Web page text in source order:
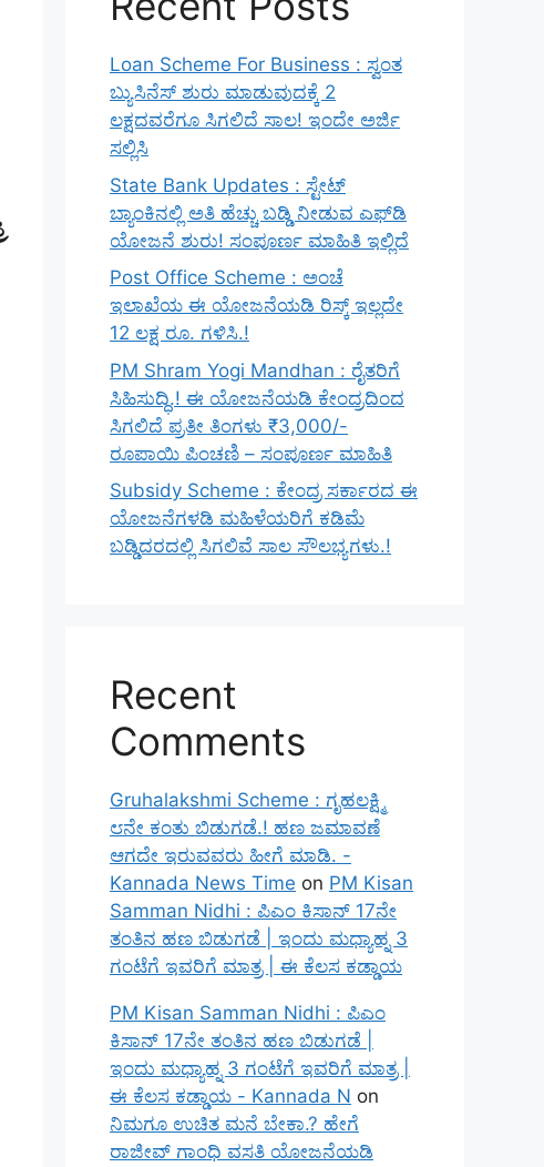
Loan Scheme For Business : ಸ್ವಂತ
ಬ್ಯುಸಿನೆಸ್ ಶುರು ಮಾಡುವುದಕ್ಕೆ 2
ಲಕ್ಷದವರೆಗೂ ಸಿಗಲಿದೆ ಸಾಲ! ಇಂದೇ ಅರ್ಜಿ
ಸಲ್ಲಿಸಿ
State Bank Updates : ಸ್ಟೇಟ್
ಬ್ಯಾಂಕಿನಲ್ಲಿ ಅತಿ ಹೆಚ್ಚು ಬಡ್ಡಿ ನೀಡುವ ಎಫ್‌ಡಿ
ಯೋಜನೆ ಶುರು! ಸಂಪೂರ್ಣ ಮಾಹಿತಿ ಇಲ್ಲಿದೆ
Post Office Scheme : ಅಂಚೆ
ಇಲಾಖೆಯ ಈ ಯೋಜನೆಯಡಿ ರಿಸ್ಕ್‌ ಇಲ್ಲದೇ
12 ಲಕ್ಷ ರೂ. ಗಳಿಸಿ.!
PM Shram Yogi Mandhan : ರೈತರಿಗೆ
ಸಿಹಿಸುದ್ಧಿ.! ಈ ಯೋಜನೆಯಡಿ ಕೇಂದ್ರದಿಂದ
ಸಿಗಲಿದೆ ಪ್ರತೀ ತಿಂಗಳು ₹3,000/-
ರೂಪಾಯಿ ಪಿಂಚಣಿ – ಸಂಪೂರ್ಣ ಮಾಹಿತಿ
Subsidy Scheme : ಕೇಂದ್ರ ಸರ್ಕಾರದ ಈ
ಯೋಜನೆಗಳಡಿ ಮಹಿಳೆಯರಿಗೆ ಕಡಿಮೆ
ಬಡ್ಡಿದರದಲ್ಲಿ ಸಿಗಲಿವೆ ಸಾಲ ಸೌಲಭ್ಯಗಳು.!
Recent
Comments
Gruhalakshmi Scheme : ಗೃಹಲಕ್ಷ್ಮಿ
೮ನೇ ಕಂತು ಬಿಡುಗಡೆ.! ಹಣ ಜಮಾವಣೆ
ಆಗದೇ ಇರುವವರು ಹೀಗೆ ಮಾಡಿ. -
Kannada News Time on PM Kisan
Samman Nidhi : ಪಿಎಂ ಕಿಸಾನ್ 17ನೇ
ತಂತಿನ ಹಣ ಬಿಡುಗಡೆ | ಇಂದು ಮಧ್ಯಾಹ್ನ 3
ಗಂಟೆಗೆ ಇವರಿಗೆ ಮಾತ್ರ | ಈ ಕೆಲಸ ಕಡ್ಡಾಯ
PM Kisan Samman Nidhi : ಪಿಎಂ
ಕಿಸಾನ್ 17ನೇ ತಂತಿನ ಹಣ ಬಿಡುಗಡೆ |
ಇಂದು ಮಧ್ಯಾಹ್ನ 3 ಗಂಟೆಗೆ ಇವರಿಗೆ ಮಾತ್ರ |
ಈ ಕೆಲಸ ಕಡ್ಡಾಯ - Kannada N on
ನಿಮಗೂ ಉಚಿತ ಮನೆ ಬೇಕಾ.? ಹೇಗೆ
ರಾಜೀವ್ ಗಾಂಧಿ ವಸತಿ ಯೋಜನೆಯಡಿ